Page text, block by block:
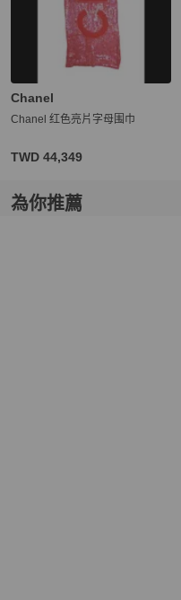
Chanel
Chanel 红色亮片字母围巾
TWD 44,349
為你推薦